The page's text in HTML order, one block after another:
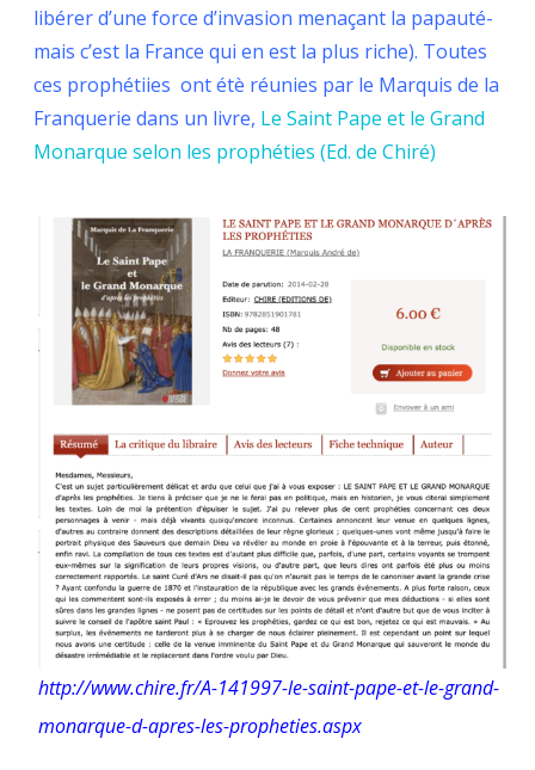
libérer d’une force d’invasion menaçant la papauté-
mais c’est la France qui en est la plus riche). Toutes
ces prophétiies ont étè réunies par le Marquis de la
Franquerie dans un livre, Le Saint Pape et le Grand
Monarque selon les prophéties (Ed. de Chiré)
http://www.chire.fr/A-141997-le-saint-pape-et-le-grand-
monarque-d-apres-les-propheties.aspx